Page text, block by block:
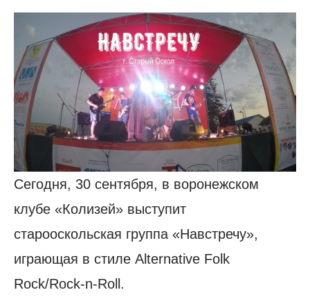
Сегодня, 30 сентября, в воронежском
клубе «Колизей» выступит
старооскольская группа «Навстречу»,
играющая в стиле Alternative Folk
Rock/Rock-n-Roll.